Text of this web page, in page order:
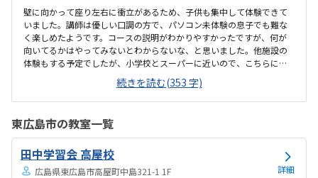
壁に向かって座り左右に衝立があるため、子供も集中して体験できて
いました。講師は優しい口調の方で、パソコン未体験の息子でも難な
く楽しめたようです。コースの説明がわかりやすかったですが、何が
向いてるかはやってみないとわからないな、と思いました。他施設の
体験もする予定でしたが、小学校とスーパーに近いので、こちらに決
めました。息子はゲーミングチェアに初めて座れて嬉しかったようで
す。開放的というよりは、落ち着いて楽しめるところが、息子には合
っていそうです。少し高いなという印象ですが、自宅のパソコンから
ました。日頃はSwitchで、マイクラやぽこあポケモンで建築を楽しん
でいます。担当の方と相談して今回のコースが向いてるんじゃないか
と勧められました。
続きを読む(353 字)
東広島市の教室一覧
田中学習会 高屋校
広島県東広島市高屋町中島321-1 1F 詳細